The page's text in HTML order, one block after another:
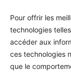
Pour offrir les
technologies
accéder aux
ces technologies
que le
S'abonner
À propos
Contact /